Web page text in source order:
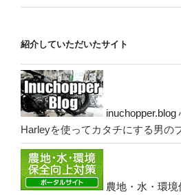
紹介していただいたサイト
inuchopper.blog
Harleyを使ってカタチにする男の
農地・水・環